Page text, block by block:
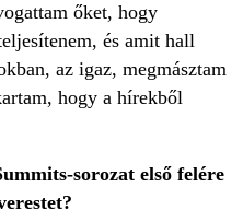
őket, hogy
és amit hall
az igaz, megmásztam
hogy a hírekből
sorozat első felére